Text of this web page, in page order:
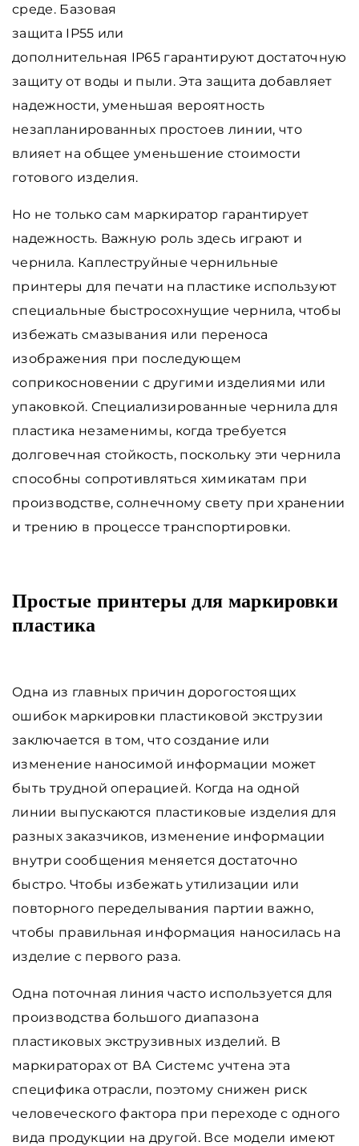
среде. Базовая
защита IP55 или
дополнительная IP65 гарантируют достаточную
защиту от воды и пыли. Эта защита добавляет
надежности, уменьшая вероятность
незапланированных простоев линии, что
влияет на общее уменьшение стоимости
готового изделия.
Но не только сам маркиратор гарантирует
надежность. Важную роль здесь играют и
чернила. Каплеструйные чернильные
принтеры для печати на пластике используют
специальные быстросохнущие чернила, чтобы
избежать смазывания или переноса
изображения при последующем
соприкосновении с другими изделиями или
упаковкой. Специализированные чернила для
пластика незаменимы, когда требуется
долговечная стойкость, поскольку эти чернила
способны сопротивляться химикатам при
производстве, солнечному свету при хранении
и трению в процессе транспортировки.
Простые принтеры для маркировки
пластика
Одна из главных причин дорогостоящих
ошибок маркировки пластиковой экструзии
заключается в том, что создание или
изменение наносимой информации может
быть трудной операцией. Когда на одной
линии выпускаются пластиковые изделия для
разных заказчиков, изменение информации
внутри сообщения меняется достаточно
быстро. Чтобы избежать утилизации или
повторного переделывания партии важно,
чтобы правильная информация наносилась на
изделие с первого раза.
Одна поточная линия часто используется для
производства большого диапазона
пластиковых экструзивных изделий. В
маркираторах от ВА Системс учтена эта
специфика отрасли, поэтому снижен риск
человеческого фактора при переходе с одного
вида продукции на другой. Все модели имеют